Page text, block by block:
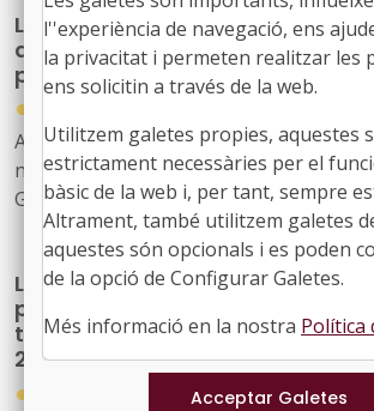
La Generalitat actualitza el
amb L'Energètica per reforçar
públics d'energia
●
Acord GOV/198/2026, de 28 de juliol,
nou model de relació entre
Generalitat i el seu sector públic i
Públiques de Catalunya, SAU
s'encarrega a L'Energètica la provisió
en l'àmbit de l'energia
La Generalitat crea un
per impulsar la descarbonització
transició cap a una indústria
2030
●
l''experiència de navegació, ens
la privacitat i permeten realitzar les
ens solicitin a través de la web.
Utilitzem galetes propies, aquestes
estrictament necessàries per el
bàsic de la web i, per tant, sempre
Altrament, també utilitzem galetes
aquestes són opcionals i es poden
de la opció de Configurar Galetes.
Més informació en la nostra Política